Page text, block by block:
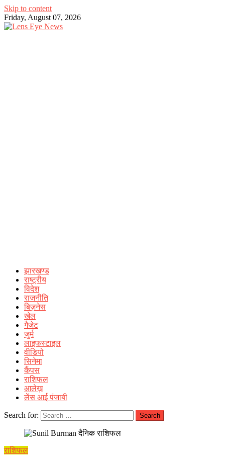
Skip to content
Friday, August 07, 2026
झारखण्ड
राष्ट्रीय
विदेश
राजनीति
बिज़नेस
खेल
गैजेट
जुर्म
लाइफस्टाइल
वीडियो
सिनेमा
कैंपस
राशिफल
आलेख़
लेंस आई पंजाबी
Search for:
राशिफल